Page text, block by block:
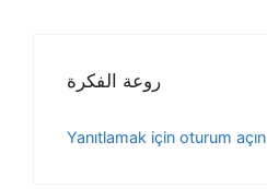
روعة الفكرة
Yanıtlamak için oturum açın